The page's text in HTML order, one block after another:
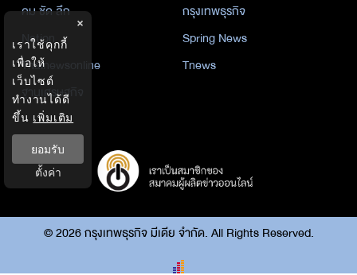
คม ชัด ลึก
กรุงเทพธุรกิจ
Nation
Spring News
Thainewsonline
Tnews
ฐานเศรษฐกิจ
©2026กรุงเทพธุรกิจ มีเดีย จำกัด. All Rights Reserved.
×
เราใช้คุกกี้
เพื่อให้
เว็บไซต์
ทำงานได้ดี
ขึ้น เพิ่มเติม
ยอมรับ
ตั้งค่า